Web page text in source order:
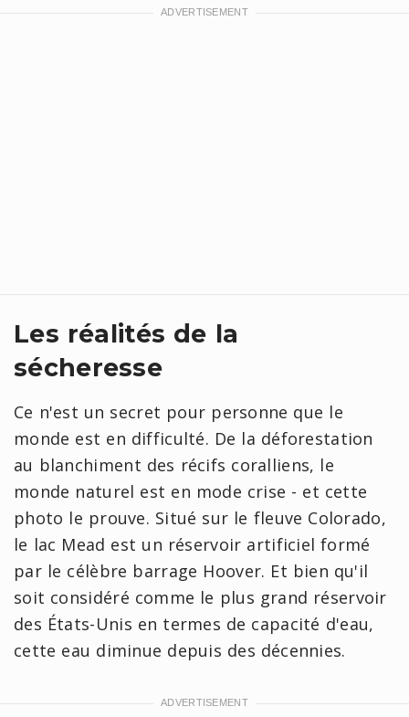
Les réalités de la
sécheresse
Ce n'est un secret pour personne que le
monde est en difficulté. De la déforestation
au blanchiment des récifs coralliens, le
monde naturel est en mode crise - et cette
photo le prouve. Situé sur le fleuve Colorado,
le lac Mead est un réservoir artificiel formé
par le célèbre barrage Hoover. Et bien qu'il
soit considéré comme le plus grand réservoir
des États-Unis en termes de capacité d'eau,
cette eau diminue depuis des décennies.